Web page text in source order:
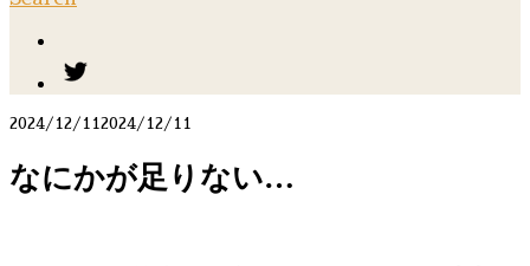
2024/12/11 2024/12/11
なにかが足りない…